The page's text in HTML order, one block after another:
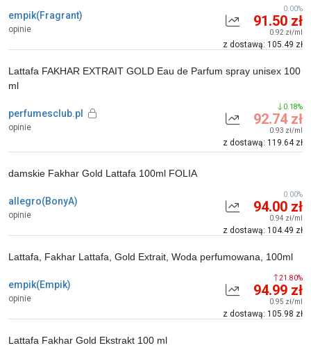
empik(Fragrant)
opinie 91.50 zł
0.92 zł/ml
z dostawą: 105.49 zł
0.00%
perfumesclub.pl
opinie
Lattafa FAKHAR EXTRAIT GOLD Eau de Parfum spray unisex 100
ml
92.74 zł
0.93 zł/ml
z dostawą: 119.64 zł
0.18%
allegro(BonyA)
opinie
damskie Fakhar Gold Lattafa 100ml FOLIA
94.00 zł
0.94 zł/ml
z dostawą: 104.49 zł
0.00%
empik(Empik)
opinie
Lattafa, Fakhar Lattafa, Gold Extrait, Woda perfumowana, 100ml
94.99 zł
0.95 zł/ml
z dostawą: 105.98 zł
21.80%
Lattafa Fakhar Gold Ekstrakt 100 ml